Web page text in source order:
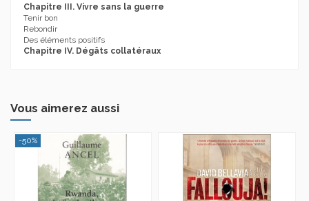
Chapitre III. Vivre sans la guerre
Tenir bon
Rebondir
Des éléments positifs
Chapitre IV. Dégâts collatéraux
Vous aimerez aussi
-50%